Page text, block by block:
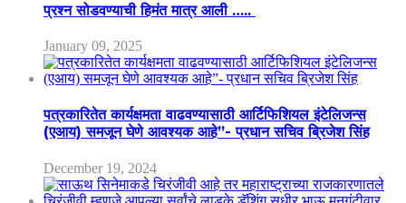
प्रश्न सोडवण्याची हिमंत मात्र आली …..
January 09, 2025
पत्रकारितेत कार्यक्षमता वाढवण्यासाठी आर्टिफिशियल इंटेलिजन्स
(एआय) समजून घेणे आवश्यक आहे”- प्रधान सचिव ब्रिजेश सिंह
December 19, 2024